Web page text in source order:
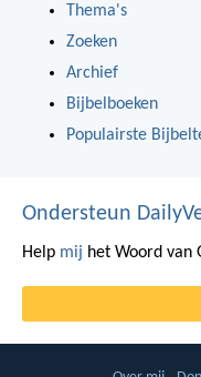
Thema's
Zoeken
Archief
Bijbelboeken
Populairste
Ondersteun
Help mij het Woord van